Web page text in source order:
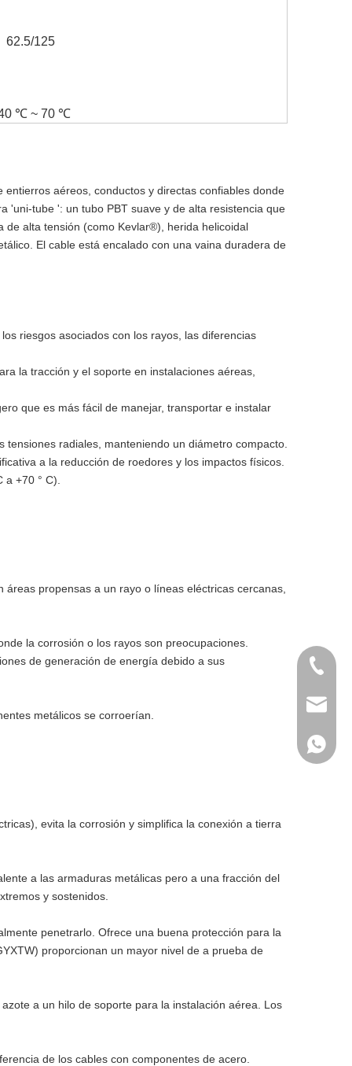
125
40 ℃ ~ 70 ℃
aéreos, conductos y directas confiables donde
'uni-tube ': un tubo PBT suave y de alta resistencia que
de alta tensión (como Kevlar®), herida helicoidal
El cable está encalado con una vaina duradera de
riesgos asociados con los rayos, las diferencias
la tracción y el soporte en instalaciones aéreas,
que es más fácil de manejar, transportar e instalar
radiales, manteniendo un diámetro compacto.
a la reducción de roedores y los impactos físicos.
+70 ° C).
propensas a un rayo o líneas eléctricas cercanas,
la corrosión o los rayos son preocupaciones.
de generación de energía debido a sus
metálicos se corroerían.
evita la corrosión y simplifica la conexión a tierra
a las armaduras metálicas pero a una fracción del
y sostenidos.
penetrarlo. Ofrece una buena protección para la
proporcionan un mayor nivel de a prueba de
a un hilo de soporte para la instalación aérea. Los
de los cables con componentes de acero.
+86-
+86-